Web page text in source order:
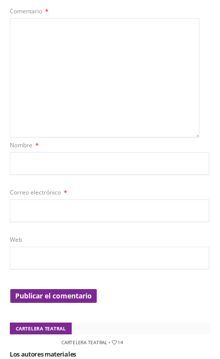
Comentario *
Nombre *
Correo electrónico *
Web
CARTELERA TEATRAL
CARTELERA TEATRAL • 14
Los autores materiales